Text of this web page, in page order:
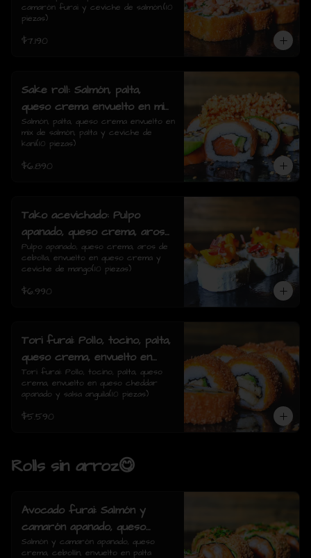
salmón.(10 piezas)
camarón furai y ceviche de salmón.(10
piezas)
$7.190
Sake roll: Salmón, palta,
queso crema envuelto en mix
de salmón, palta y ceviche de
kani(10 piezas)
Salmón, palta, queso crema envuelto en
mix de salmón, palta y ceviche de
kani(10 piezas)
$6.890
Tako acevichado: Pulpo
apanado, queso crema, aros
de cebolla, envuelto en queso
crema y ceviche de mango(10
Pulpo apanado, queso crema, aros de
cebolla, envuelto en queso crema y
ceviche de mango(10 piezas)
$6.990
Tori furai: Pollo, tocino, palta,
queso crema, envuelto en
queso cheddar apanado y
salsa anguila(10 piezas)
Tori furai: Pollo, tocino, palta, queso
crema, envuelto en queso cheddar
apanado y salsa anguila(10 piezas)
$5.590
Rolls sin arroz😋
Avocado furai: Salmón y
camarón apanado, queso
crema, cebollín, envuelto en
Salmón y camarón apanado, queso
crema, cebollín, envuelto en palta